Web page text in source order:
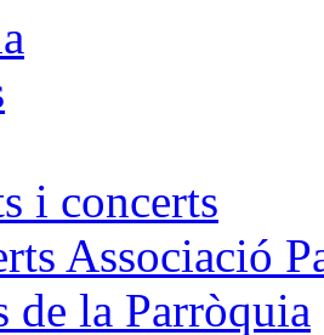
i concerts
Associació
de la Parròquia